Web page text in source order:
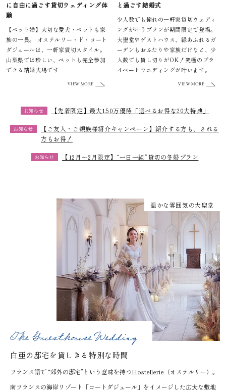
と過ごす結婚式
少人数でも憧れの一軒家貸切ウェディ
ングが叶うプランが期間限定で登場。
大聖堂やゲストハウス、緑あふれるガ
ーデンもおふたりや家族だけなど、少
人数でも貸し切りがOK！究極のプラ
イベートウエディングが叶います。
VIEW MORE
先着10組様限定！憧れの人気シーズ
ンでも最大で150万円相当がお得に
結婚式・パーティのクオリティはその
ままで、通常プラン料金から最大150万
円分もお得になる限定特典。申込金以
外の料金は披露宴の実施後のお支払い
でOK
VIEW MORE
お知らせ 【先着限定】最大150万優待「選べるお得な20大特典」
お知らせ
【ご友人・ご親族様紹介キャンペーン】紹介する方も、される
方もお得！
お知らせ 【12月～2月限定】“一日一組”貸切の冬婚プラン
温かな雰囲気の大聖堂
白亜の邸宅を貸しきる特別な時間
フランス語で “郊外の邸宅”という意味を持つHostellerie（オステルリー）。
南フランスの海岸リゾート「コートダジュール」をイメージした広⼤な敷地